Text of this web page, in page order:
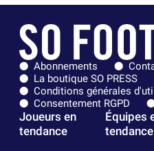
Abonnements
La boutique SO PRESS
Conditions générales
Consentement RGPD
Joueurs en
tendance
Équipes
tendance